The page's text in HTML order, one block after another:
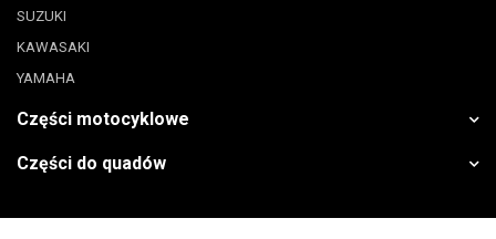
SUZUKI
KAWASAKI
YAMAHA
Części motocyklowe
Części do quadów